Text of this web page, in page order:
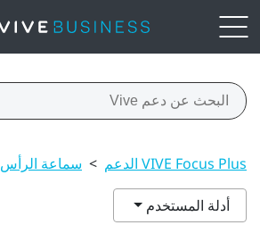
VIVE Focus Plus الدعم > سماعة الرأس
أدلة المستخدم